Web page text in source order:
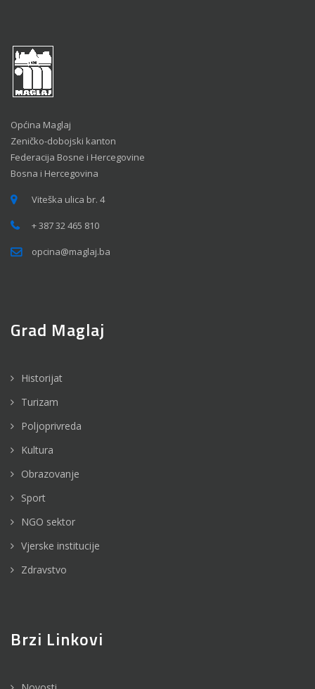
Općina Maglaj
Zeničko-dobojski kanton
Federacija Bosne i Hercegovine
Bosna i Hercegovina
Viteška ulica br. 4
+ 387 32 465 810
opcina@maglaj.ba
Grad Maglaj
Historijat
Turizam
Poljoprivreda
Kultura
Obrazovanje
Sport
NGO sektor
Vjerske institucije
Zdravstvo
Brzi Linkovi